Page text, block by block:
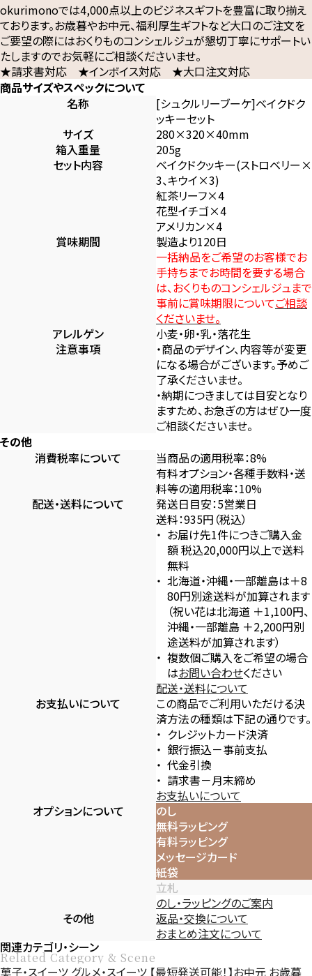
okurimonoでは4,000点以上のビジネスギフトを豊富に取り揃え
ております。お歳暮やお中元、福利厚生ギフトなど大口のご注文を
ご要望の際にはおくりものコンシェルジュが懇切丁寧にサポートい
たしますのでお気軽にご相談くださいませ。
★請求書対応 ★インボイス対応 ★大口注文対応
商品サイズやスペックについて
名称
[シュクルリーブーケ]ベイクドク
ッキーセット
サイズ
280×320×40mm
箱入重量
205g
セット内容
ベイクドクッキー(ストロベリー×
3、キウイ×3)
紅茶リーフ×4
花型イチゴ×4
アメリカン×4
賞味期間
製造より120日
一括納品をご希望のお客様でお
手持ちまでお時間を要する場合
は、おくりものコンシェルジュまで
事前に賞味期限についてご相談
くださいませ。
アレルゲン
小麦・卵・乳・落花生
注意事項
・商品のデザイン、内容等が変更
になる場合がございます。予めご
了承くださいませ。
・納期につきましては目安となり
ますため、お急ぎの方はぜひ一度
ご相談くださいませ。
その他
消費税率について
当商品の適用税率：8%
有料オプション・各種手数料・送
料等の適用税率：10%
配送・送料について
発送日目安：5営業日
送料：935円（税込）
お届け先1件につきご購入金
額 税込20,000円以上で送料
無料
北海道・沖縄・一部離島は＋8
80円別途送料が加算されます
（祝い花は北海道 ＋1,100円、
沖縄・一部離島 ＋2,200円別
途送料が加算されます）
複数個ご購入をご希望の場合
はお問い合わせください
配送・送料について
お支払いについて
この商品でご利用いただける決
済方法の種類は下記の通りです。
クレジットカード決済
銀行振込－事前支払
代金引換
請求書－月末締め
お支払いについて
オプションについて
のし
無料ラッピング
有料ラッピング
メッセージカード
紙袋
立札
のし・ラッピングのご案内
その他
返品・交換について
おまとめ注文について
関連カテゴリ・シーン
Related Category & Scene
菓子・スイーツ グルメ・スイーツ 【最短発送可能！】お中元 お歳暮